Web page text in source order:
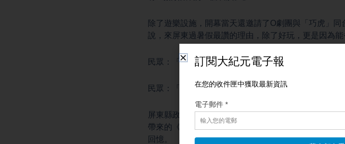
除了遊樂設施，開幕當天還邀請了O劇團與「巧虎」
說，來屏東過暑假最讚的理由，除了好玩，更是因為能
民眾：「小時候年代也是巧虎那個時候，對，所以來
民眾：「很棒啊，因為暑假可以有時間帶他們出來玩，
屏東縣政府傳播處表示，邁入第5年的夏日狂歡祭今
帶來的《巧虎的奇幻音樂世界》。這個夏天，不妨安
回憶。